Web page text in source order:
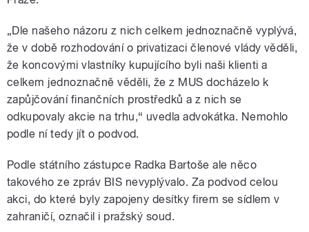
„Dle našeho názoru z nich celkem jednoznačně vyplývá,
že v době rozhodování o privatizaci členové vlády věděli,
že koncovými vlastníky kupujícího byli naši klienti a
celkem jednoznačně věděli, že z MUS docházelo k
zapůjčování finančních prostředků a z nich se
odkupovaly akcie na trhu,“ uvedla advokátka. Nemohlo
podle ní tedy jít o podvod.
Podle státního zástupce Radka Bartoše ale něco
takového ze zpráv BIS nevyplývalo. Za podvod celou
akci, do které byly zapojeny desítky firem se sídlem v
zahraničí, označil i pražský soud.